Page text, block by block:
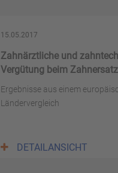
15.05.2017
Zahnärztliche und
Vergütung beim Zahnersatz
Ergebnisse aus einem
Ländervergleich
DETAILANSICHT